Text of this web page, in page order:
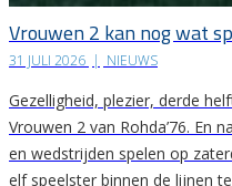
Vrouwen 2 kan nog wat
31 JULI 2026 | NIEUWS
Gezelligheid, plezier, derde
Vrouwen 2 van Rohda’76. En
en wedstrijden spelen op
elf speelster binnen de lijnen